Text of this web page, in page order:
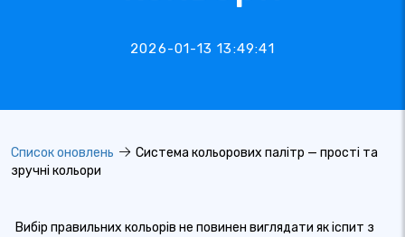
2026-01-13 13:49:41
Список оновлень
Система кольорових палітр — прості та
зручні кольори
Вибір правильних кольорів не повинен виглядати як іспит з